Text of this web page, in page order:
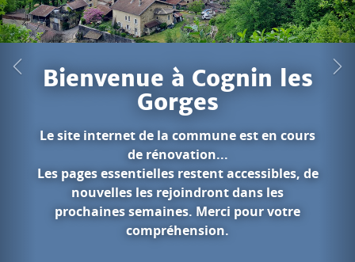
les
cours
de
Les gorges du